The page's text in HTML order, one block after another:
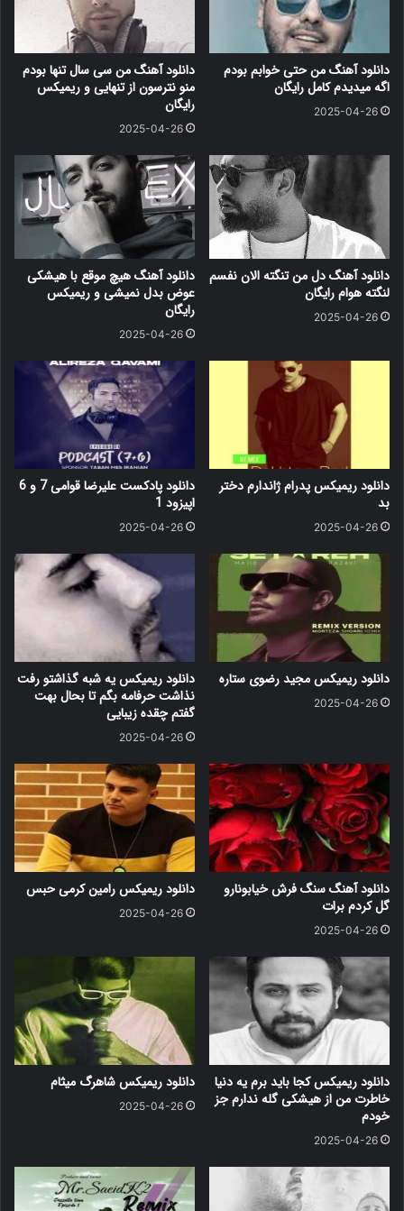
دانلود آهنگ من حتی خوابم بودم
اگه میدیدم کامل رایگان
2025-04-26
دانلود آهنگ من سی سال تنها بودم
منو نترسون از تنهایی و ریمیکس
رایگان
2025-04-26
دانلود آهنگ دل من تنگته الان نفسم
لنگته هوام رایگان
2025-04-26
دانلود آهنگ هیچ موقع با هیشکی
عوض بدل نمیشی و ریمیکس
رایگان
2025-04-26
دانلود ریمیکس پدرام ژاندارم دختر
بد
2025-04-26
دانلود پادکست علیرضا قوامی 7 و 6
اپیزود 1
2025-04-26
دانلود ریمیکس مجید رضوی ستاره
2025-04-26
دانلود ریمیکس یه شبه گذاشتو رفت
نذاشت حرفامه بگم تا بحال بهت
گفتم چقده زیبایی
2025-04-26
دانلود آهنگ سنگ فرش خیابونارو
گل کردم برات
2025-04-26
دانلود ریمیکس رامین کرمی حبس
2025-04-26
دانلود ریمیکس کجا باید برم یه دنیا
خاطرت من از هیشکی گله ندارم جز
خودم
2025-04-26
دانلود ریمیکس شاهرگ میثام
2025-04-26